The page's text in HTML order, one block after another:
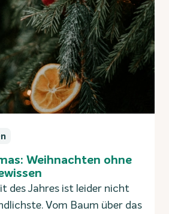
Weihnachten ohne
des Jahres ist leider nicht
Vom Baum über das